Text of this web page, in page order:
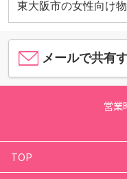
東大阪市の女性向け
メールで共有
営業
TOP